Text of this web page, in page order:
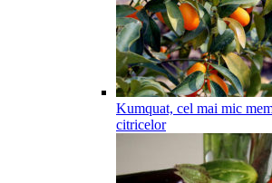
Kumquat, cel mai mic
citricelor